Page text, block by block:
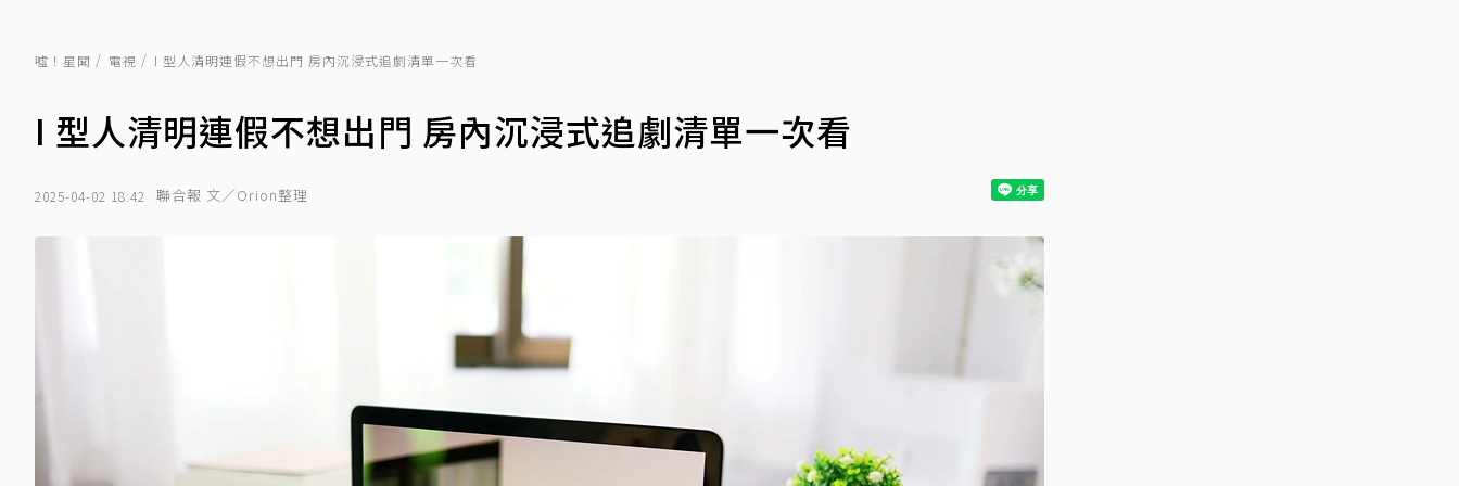
噓！星聞 電視 I 型人清明連假不想出門 房內沉浸式追劇清單一次看
I 型人清明連假不想出門 房內沉浸式追劇清單一次看
2025-04-02 18:42 聯合報 文／Orion整理